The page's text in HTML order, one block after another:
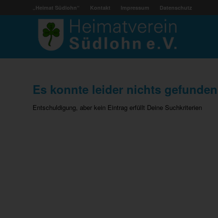
„Heimat Südlohn“ Kontakt Impressum Datenschutz
Es konnte leider nichts
Entschuldigung, aber kein Eintrag erfüllt Deine Suchkriterien